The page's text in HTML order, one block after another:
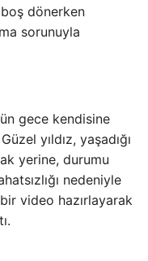
dönerken
sorunuyla
gece kendisine
yıldız, yaşadığı
yerine, durumu
nedeniyle
video hazırlayarak